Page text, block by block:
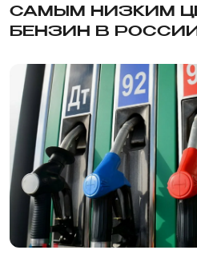
САМЫМ НИЗКИМ
БЕНЗИН В